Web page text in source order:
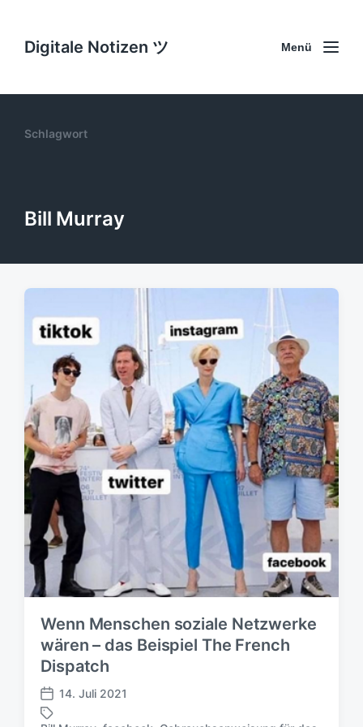
Digitale Notizen ツ Menü
Schlagwort
Bill Murray
Wenn Menschen soziale Netzwerke
wären – das Beispiel The French
Dispatch
V
e
14. Juli 2021